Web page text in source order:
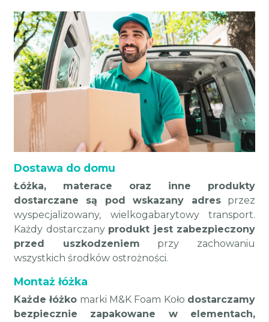
Dostawa do domu
Łóżka, materace oraz inne produkty
dostarczane są pod wskazany adresprzez
wyspecjalizowany, wielkogabarytowy transport.
Każdy dostarczany produkt jest zabezpieczony
przed uszkodzeniem przy zachowaniu
wszystkich środków ostrożności.
Montaż łóżka
Każde łóżko marki M&K Foam Koło dostarczamy
bezpiecznie zapakowane w elementach,